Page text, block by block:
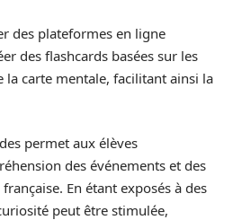
des plateformes en ligne
des flashcards basées sur les
carte mentale, facilitant ainsi la
permet aux élèves
des événements et des
En étant exposés à des
peut être stimulée,